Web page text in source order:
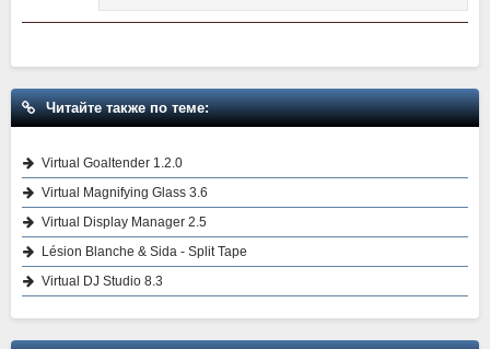
Читайте также по теме:
Virtual Goaltender 1.2.0
Virtual Magnifying Glass 3.6
Virtual Display Manager 2.5
Lésion Blanche & Sida - Split Tape
Virtual DJ Studio 8.3